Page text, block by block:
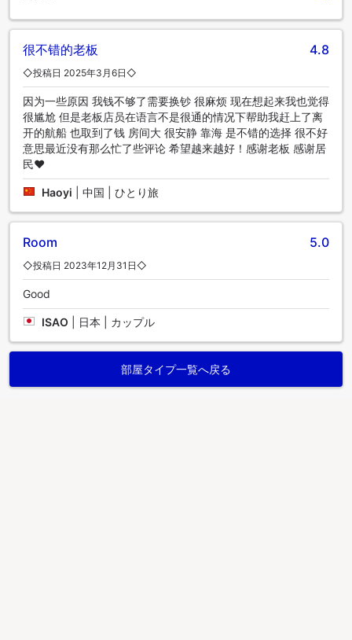
ております。当宿泊施設では、食欲が湧いたときにいつでも
豊富に提供しています。すぐ近くにある当宿泊施設のエンタ
ーテイメント施設で、旅の仲間と楽しい夜を過ごしながら、
忘れられないひとときをお過ごしください。ソルト ヴィラ ウ
クルハスでは、お客様が滞在中に楽しめるレジャー設備も充
実しています。一日の疲れをスパ施設で癒し、温かなリラク
ゼーションをご堪能ください。 当宿泊施設にはフィットネス
設備があり、旅行中の健康と体力維持にご利用いただけま
す。
很不错的老板 4.8
◇投稿日 2025年3月6日◇
因为一些原因 我钱不够了需要换钞 很麻烦 现在想起来我也觉得
很尴尬 但是老板店员在语言不是很通的情况下帮助我赶上了离
开的航船 也取到了钱 房间大 很安静 靠海 是不错的选择 很不好
意思最近没有那么忙了些评论 希望越来越好！感谢老板 感谢居
民❤️
Haoyi 中国 | ひとり旅
Room 5.0
◇投稿日 2023年12月31日◇
Good
ISAO 日本 | カップル
部屋タイプ一覧へ戻る